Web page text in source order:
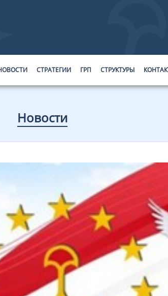
СТРАТЕГИИ ГРП СТРУКТУРЫ
Новости